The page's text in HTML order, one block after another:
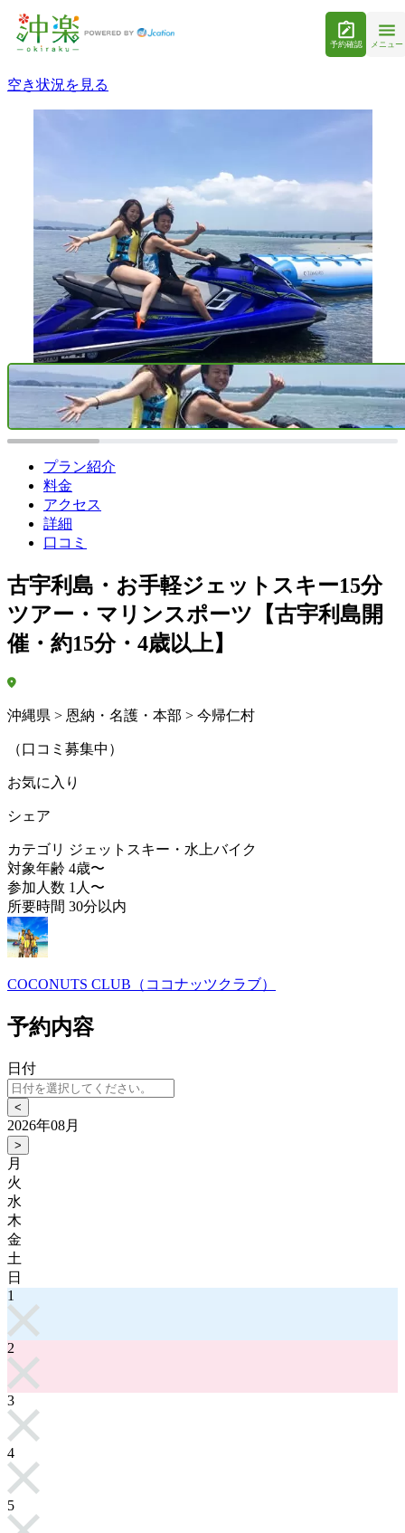
予約確認 メニュー
空き状況を見る
プラン紹介
料金
アクセス
詳細
口コミ
古宇利島・お手軽ジェットスキー15分
ツアー・マリンスポーツ【古宇利島開
催・約15分・4歳以上】
沖縄県 > 恩納・名護・本部 > 今帰仁村
（口コミ募集中）
お気に入り
シェア
カテゴリ ジェットスキー・水上バイク
対象年齢 4歳〜
参加人数 1人〜
所要時間 30分以内
COCONUTS CLUB（ココナッツクラブ）
予約内容
日付
<
2026年08月
>
月
火
水
木
金
土
日
1
2
3
4
5